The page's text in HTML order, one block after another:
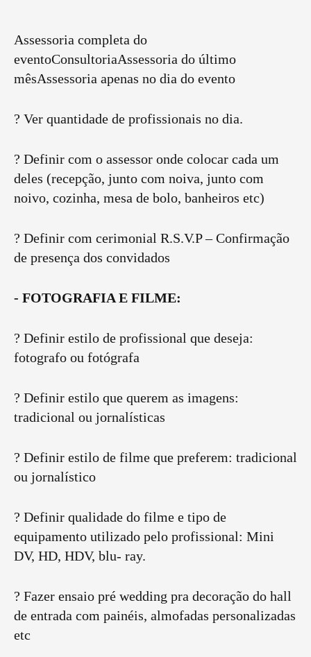
Assessoria completa do
eventoConsultoriaAssessoria do último
mêsAssessoria apenas no dia do evento
? Ver quantidade de profissionais no dia.
? Definir com o assessor onde colocar cada um
deles (recepção, junto com noiva, junto com
noivo, cozinha, mesa de bolo, banheiros etc)
? Definir com cerimonial R.S.V.P – Confirmação
de presença dos convidados
- FOTOGRAFIA E FILME:
? Definir estilo de profissional que deseja:
fotografo ou fotógrafa
? Definir estilo que querem as imagens:
tradicional ou jornalísticas
? Definir estilo de filme que preferem: tradicional
ou jornalístico
? Definir qualidade do filme e tipo de
equipamento utilizado pelo profissional: Mini
DV, HD, HDV, blu- ray.
? Fazer ensaio pré wedding pra decoração do hall
de entrada com painéis, almofadas personalizadas
etc